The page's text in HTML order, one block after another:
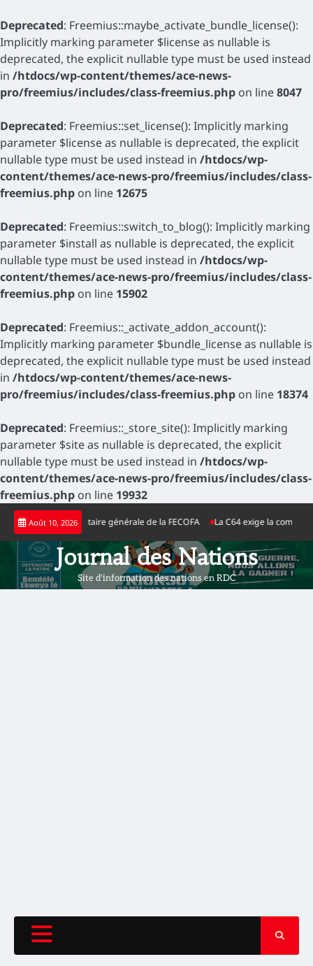
Deprecated: Freemius::maybe_activate_bundle_license():
Implicitly marking parameter $license as nullable is
deprecated, the explicit nullable type must be used instead
in /htdocs/wp-content/themes/ace-news-
pro/freemius/includes/class-freemius.php on line8047
Deprecated: Freemius::set_license(): Implicitly marking
parameter $license as nullable is deprecated, the explicit
nullable type must be used instead in /htdocs/wp-
content/themes/ace-news-pro/freemius/includes/class-
freemius.php on line 12675
Deprecated: Freemius::switch_to_blog(): Implicitly marking
parameter $install as nullable is deprecated, the explicit
nullable type must be used instead in /htdocs/wp-
content/themes/ace-news-pro/freemius/includes/class-
freemius.php on line 15902
Deprecated: Freemius::_activate_addon_account():
Implicitly marking parameter $bundle_license as nullable is
deprecated, the explicit nullable type must be used instead
in /htdocs/wp-content/themes/ace-news-
pro/freemius/includes/class-freemius.php on line 18374
Deprecated: Freemius::_store_site(): Implicitly marking
parameter $site as nullable is deprecated, the explicit
nullable type must be used instead in /htdocs/wp-
content/themes/ace-news-pro/freemius/includes/class-
freemius.php on line 19932
Skip
content
Août 10, 2026
nommée secrétaire générale de la FECOFA La C64 exige la comparution
Journal des Nations
Site d'information des nations en RDC